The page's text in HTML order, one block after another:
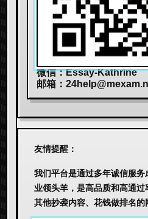
微信：Essay-Kathrine
邮箱：
友情提醒：
我们平台是通过多年诚信服
业领头羊，是高品质和高通
其他抄袭内容、花钱做排名的